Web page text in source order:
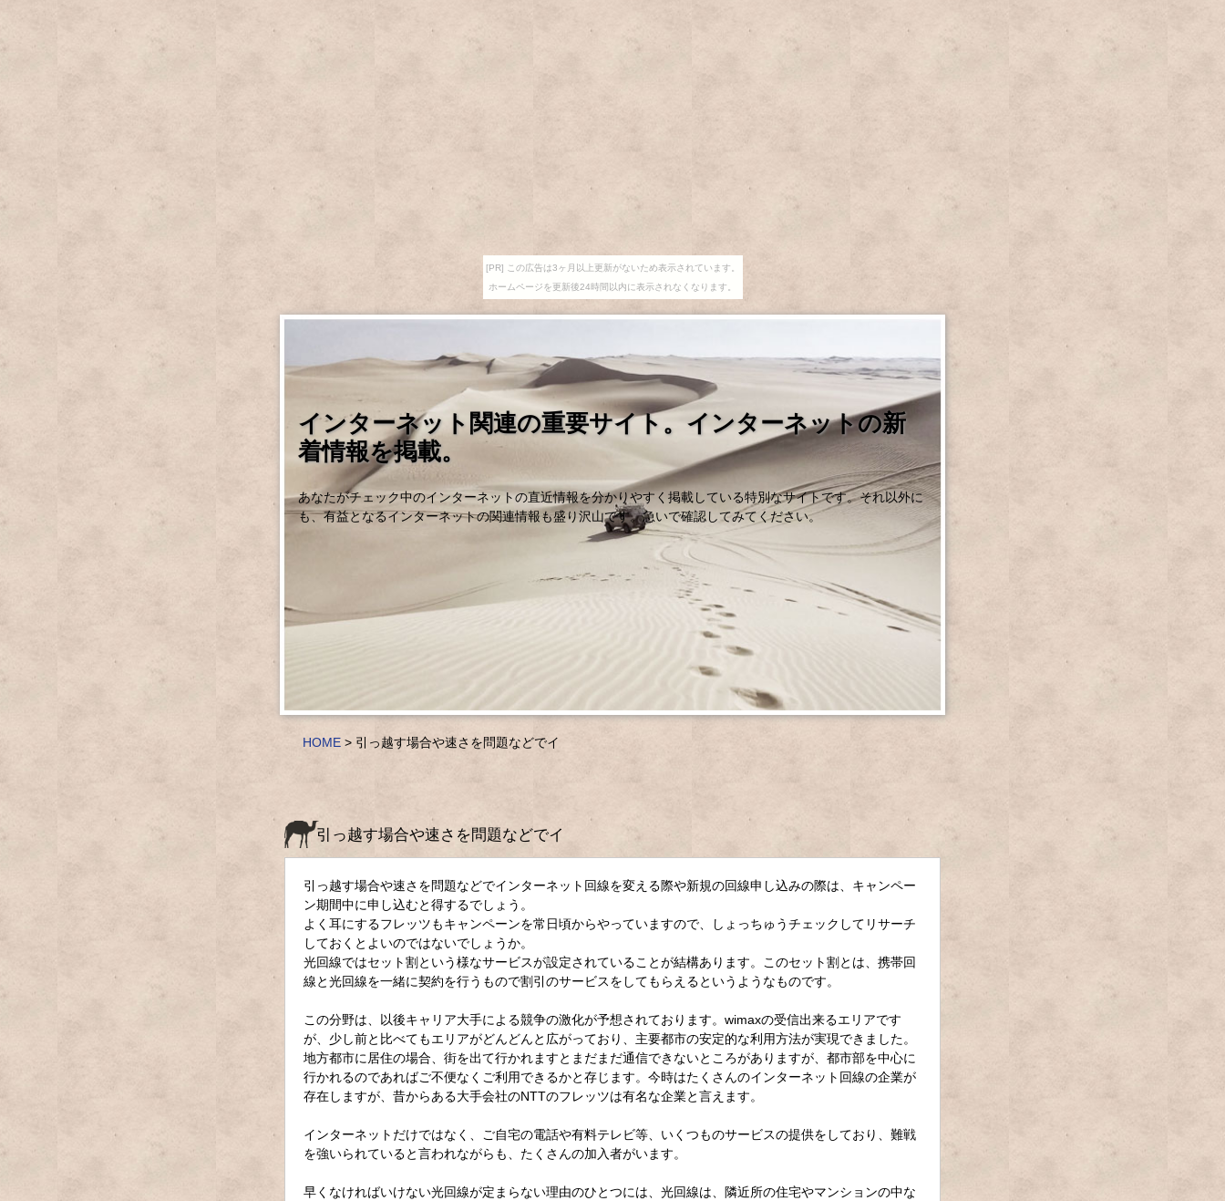
[PR] この広告は3ヶ月以上更新がないため表示されています。
ホームページを更新後24時間以内に表示されなくなります。
インターネット関連の重要サイト。インターネットの新
着情報を掲載。
あなたがチェック中のインターネットの直近情報を分かりやすく掲載している特別なサイトです。それ以外に
も、有益となるインターネットの関連情報も盛り沢山です。急いで確認してみてください。
HOME > 引っ越す場合や速さを問題などでイ
引っ越す場合や速さを問題などでイ
引っ越す場合や速さを問題などでインターネット回線を変える際や新規の回線申し込みの際は、キャンペー
ン期間中に申し込むと得するでしょう。
よく耳にするフレッツもキャンペーンを常日頃からやっていますので、しょっちゅうチェックしてリサーチ
しておくとよいのではないでしょうか。
光回線ではセット割という様なサービスが設定されていることが結構あります。このセット割とは、携帯回
線と光回線を一緒に契約を行うもので割引のサービスをしてもらえるというようなものです。
この分野は、以後キャリア大手による競争の激化が予想されております。wimaxの受信出来るエリアです
が、少し前と比べてもエリアがどんどんと広がっており、主要都市の安定的な利用方法が実現できました。
地方都市に居住の場合、街を出て行かれますとまだまだ通信できないところがありますが、都市部を中心に
行かれるのであればご不便なくご利用できるかと存じます。今時はたくさんのインターネット回線の企業が
存在しますが、昔からある大手会社のNTTのフレッツは有名な企業と言えます。
インターネットだけではなく、ご自宅の電話や有料テレビ等、いくつものサービスの提供をしており、難戦
を強いられていると言われながらも、たくさんの加入者がいます。
早くなければいけない光回線が定まらない理由のひとつには、光回線は、隣近所の住宅やマンションの中な